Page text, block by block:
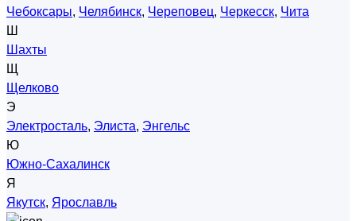
Чебоксары, Челябинск, Череповец, Черкесск, Чита
Ш
Шахты
Щ
Щелково
Э
Электросталь, Элиста, Энгельс
Ю
Южно-Сахалинск
Я
Якутск, Ярославль